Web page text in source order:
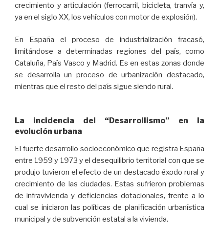
crecimiento y articulación (ferrocarril, bicicleta, tranvía y,
ya en el siglo XX, los vehículos con motor de explosión).
En España el proceso de industrialización fracasó,
limitándose a determinadas regiones del país, como
Cataluña, País Vasco y Madrid. Es en estas zonas donde
se desarrolla un proceso de urbanización destacado,
mientras que el resto del país sigue siendo rural.
La incidencia del “Desarrollismo” en la
evolución urbana
El fuerte desarrollo socioeconómico que registra España
entre 1959 y 1973 y el desequilibrio territorial con que se
produjo tuvieron el efecto de un destacado éxodo rural y
crecimiento de las ciudades. Estas sufrieron problemas
de infravivienda y deficiencias dotacionales, frente a lo
cual se iniciaron las políticas de planificación urbanística
municipal y de subvención estatal a la vivienda.